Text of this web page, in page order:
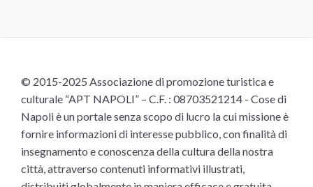
© 2015-2025 Associazione di promozione turistica e
culturale “APT NAPOLI” – C.F. : 08703521214 - Cose di
Napoli è un portale senza scopo di lucro la cui missione è
fornire informazioni di interesse pubblico, con finalità di
insegnamento e conoscenza della cultura della nostra
città, attraverso contenuti informativi illustrati,